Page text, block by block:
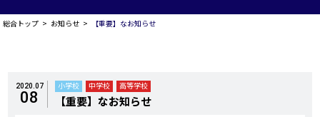
総合トップ お知らせ 【重要】なお知らせ
2020.07
08
小学校 中学校 高等学校
【重要】なお知らせ